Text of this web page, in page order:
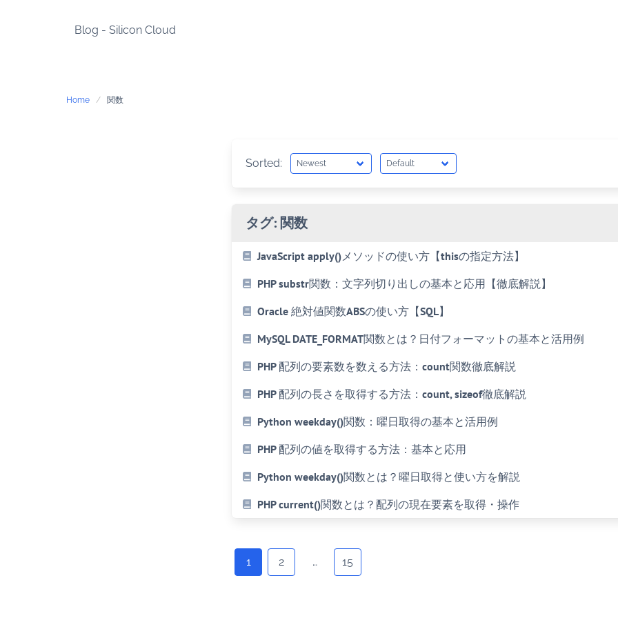
Blog - Silicon Cloud
Home 関数
Sorted:
タグ: 関数
JavaScript apply()メソッドの使い方【thisの指定方法】
PHP substr関数：文字列切り出しの基本と応用【徹底解説】
Oracle 絶対値関数ABSの使い方【SQL】
MySQL DATE_FORMAT関数とは？日付フォーマットの基本と活用例
PHP 配列の要素数を数える方法：count関数徹底解説
PHP 配列の長さを取得する方法：count, sizeof徹底解説
Python weekday()関数：曜日取得の基本と活用例
PHP 配列の値を取得する方法：基本と応用
Python weekday()関数とは？曜日取得と使い方を解説
PHP current()関数とは？配列の現在要素を取得・操作
navigation
1 2 … 15